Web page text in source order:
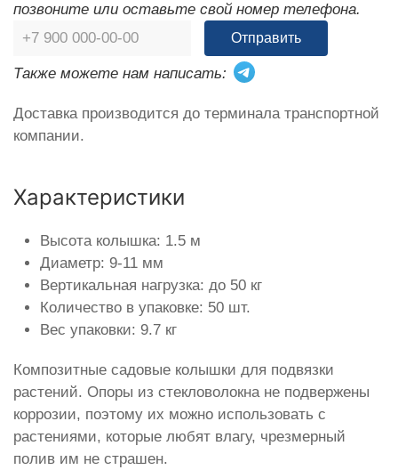
позвоните или оставьте свой номер телефона.
Отправить
Также можете нам написать:
Доставка производится до терминала транспортной
компании.
Характеристики
Высота колышка: 1.5 м
Диаметр: 9-11 мм
Вертикальная нагрузка: до 50 кг
Количество в упаковке: 50 шт.
Вес упаковки: 9.7 кг
Композитные садовые колышки для подвязки
растений. Опоры из стекловолокна не подвержены
коррозии, поэтому их можно использовать с
растениями, которые любят влагу, чрезмерный
полив им не страшен.